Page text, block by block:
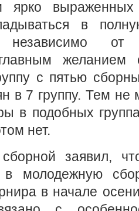
ярко
в
независимо от
главным
с пятью
в 7 группу. Тем
в подобных
нет.
заявил,
в молодежную
в начале